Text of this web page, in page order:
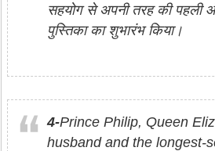
सहयोग से अपनी तरह की पहली
पुस्तिका का शुभारंभ किया।
4-Prince Philip, Queen
husband and the longest-